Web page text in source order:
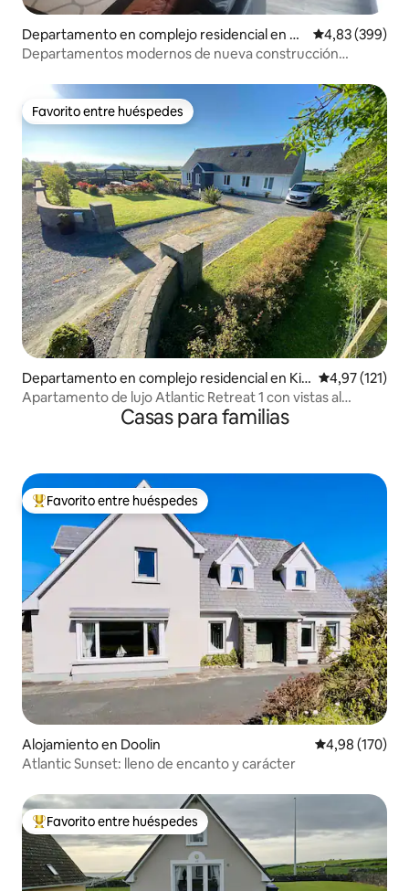
Departamento en complejo residencial en C
ounty Clare
Calificación
4,83 (399)
Departamentos modernos de nueva construcción
Favorito entre huéspedes
Favorito entre huéspedes
Departamento en complejo residencial en Kin
varra
Calificación
4,97 (121)
Apartamento de lujo Atlantic Retreat 1 con vistas al
Casas para familias
Favorito entre los huéspedes más destacados
Favorito entre huéspedes
Alojamiento en Doolin Calificación
4,98 (170)
Atlantic Sunset: lleno de encanto y carácter
Favorito entre los huéspedes más destacados
Favorito entre huéspedes